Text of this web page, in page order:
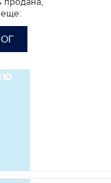
еще: